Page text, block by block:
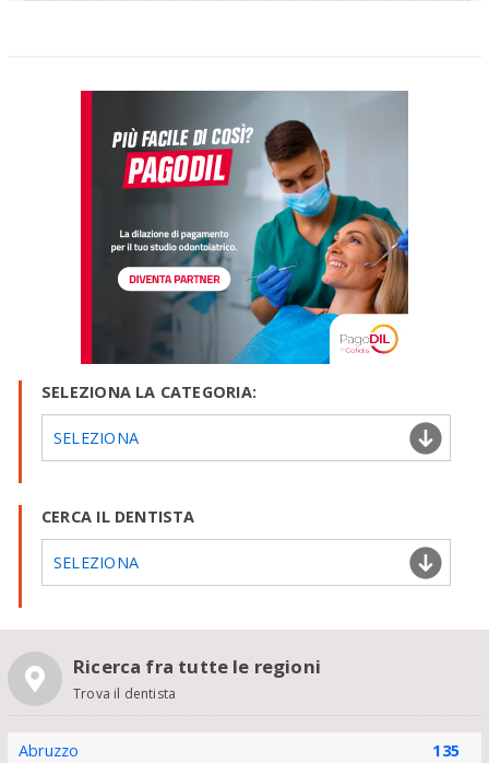
SELEZIONA LA CATEGORIA:
SELEZIONA
CERCA IL DENTISTA
SELEZIONA
Ricerca fra tutte le regioni
Trova il dentista
Abruzzo 135